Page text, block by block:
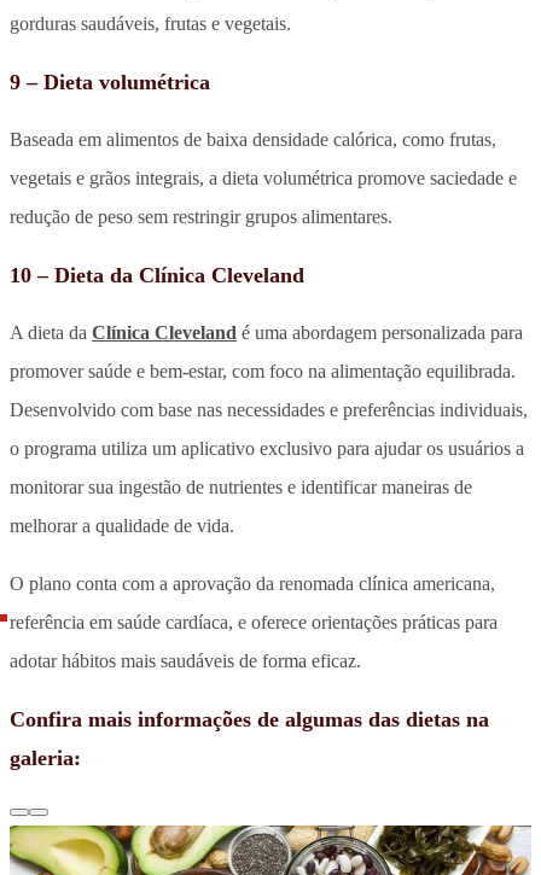
gorduras saudáveis, frutas e vegetais.
9 – Dieta volumétrica
Baseada em alimentos de baixa densidade calórica, como frutas,
vegetais e grãos integrais, a dieta volumétrica promove saciedade e
redução de peso sem restringir grupos alimentares.
10 – Dieta da Clínica Cleveland
A dieta da Clínica Cleveland é uma abordagem personalizada para
promover saúde e bem-estar, com foco na alimentação equilibrada.
Desenvolvido com base nas necessidades e preferências individuais,
o programa utiliza um aplicativo exclusivo para ajudar os usuários a
monitorar sua ingestão de nutrientes e identificar maneiras de
melhorar a qualidade de vida.
O plano conta com a aprovação da renomada clínica americana,
referência em saúde cardíaca, e oferece orientações práticas para
adotar hábitos mais saudáveis de forma eficaz.
Confira mais informações de algumas das dietas na
galeria: